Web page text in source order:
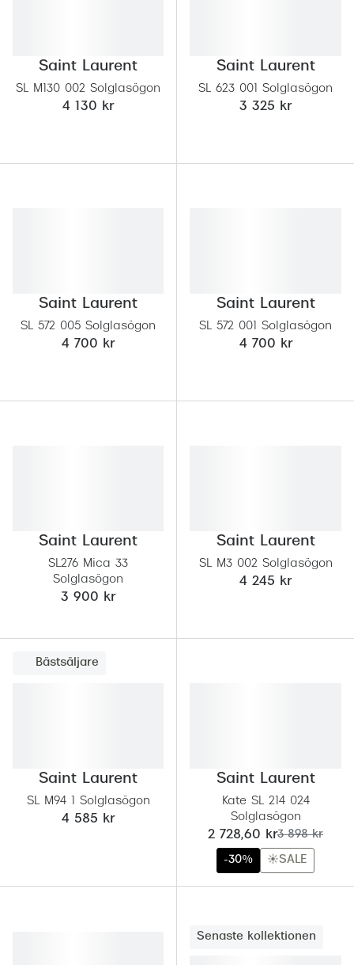
Saint Laurent
SL M130 002 Solglasögon
4 130 kr
Saint Laurent
SL 623 001 Solglasögon
3 325 kr
Saint Laurent
SL 572 005 Solglasögon
4 700 kr
Saint Laurent
SL 572 001 Solglasögon
4 700 kr
Saint Laurent
SL276 Mica 33
Solglasögon
3 900 kr
Saint Laurent
SL M3 002 Solglasögon
4 245 kr
Bästsäljare
Saint Laurent
SL M94 1 Solglasögon
4 585 kr
Saint Laurent
Kate SL 214 024
Solglasögon
nu:
2 728,60 krtidigare pris:
3 898 kr
-30% ☀️SALE
Senaste kollektionen